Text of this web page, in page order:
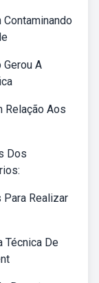
Contaminando
A
Relação Aos
Dos
Realizar
Técnica De